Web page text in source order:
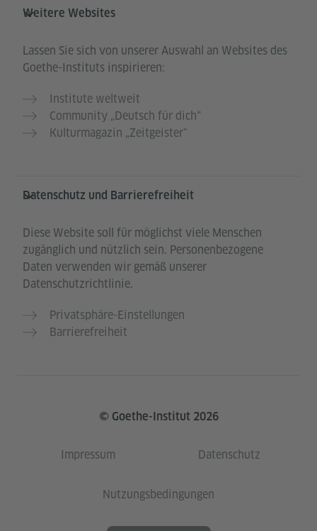
Weitere Websites
Lassen Sie sich von unserer Auswahl an Websites des
Goethe-Instituts inspirieren:
Institute weltweit
Community „Deutsch für dich“
Kulturmagazin „Zeitgeister"
Datenschutz und Barrierefreiheit
Diese Website soll für möglichst viele Menschen
zugänglich und nützlich sein. Personenbezogene
Daten verwenden wir gemäß unserer
Datenschutzrichtlinie.
Privatsphäre-Einstellungen
Barrierefreiheit
© Goethe-Institut 2026
Impressum Datenschutz
Nutzungsbedingungen